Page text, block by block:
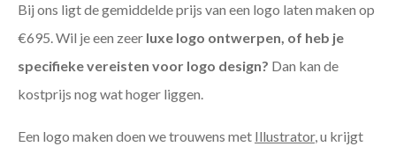
Bij ons ligt de gemiddelde prijs van een logo laten maken op
€695. Wil je een zeer luxe logo ontwerpen, of heb je
specifieke vereisten voor logo design? Dan kan de
kostprijs nog wat hoger liggen.
Een logo maken doen we trouwens met Illustrator, u krijgt